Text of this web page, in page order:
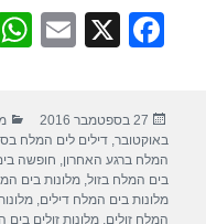
F
e
b
o
X
E
פורסם
בתאריך
27 בספטמבר 2016
באוקטובר ,דילים לים המלח
המלח ברגע האחרון חופשה
בים המלח בזול ,מלונות בים
מלונות בים המלח דילים ,
המלח זולים ,מלונות זולים בים